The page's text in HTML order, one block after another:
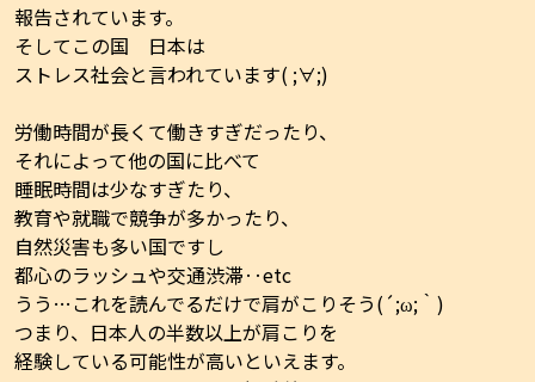
報告されています。
そしてこの国 日本は
ストレス社会と言われています( ;∀;)
労働時間が長くて働きすぎだったり、
それによって他の国に比べて
睡眠時間は少なすぎたり、
教育や就職で競争が多かったり、
自然災害も多い国ですし
都心のラッシュや交通渋滞‥etc
うう…これを読んでるだけで肩がこりそう(´;ω;｀)
つまり、日本人の半数以上が肩こりを
経験している可能性が高いといえます。